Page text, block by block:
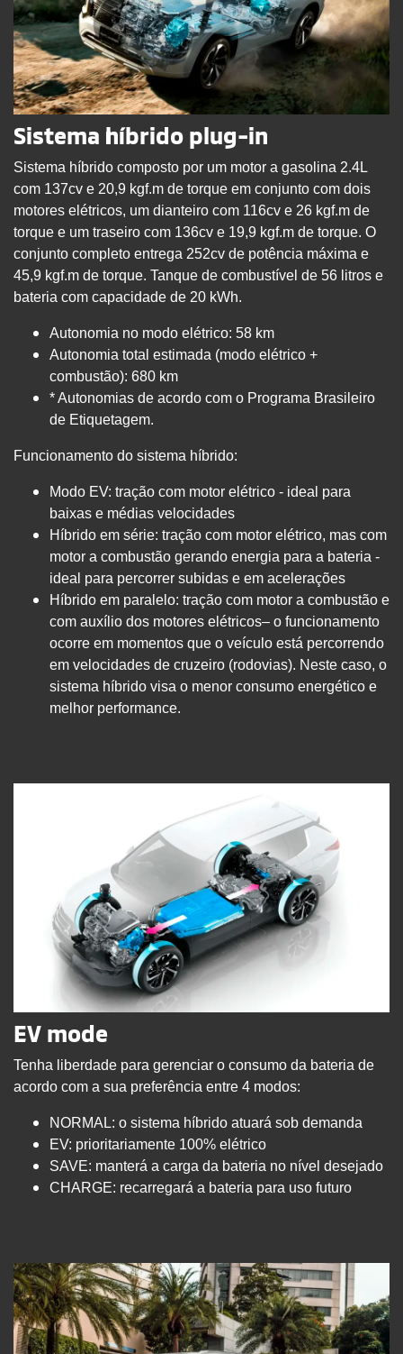
Sistema híbrido plug-in
Sistema híbrido composto por um motor a gasolina 2.4L
com 137cv e 20,9 kgf.m de torque em conjunto com dois
motores elétricos, um dianteiro com 116cv e 26 kgf.m de
torque e um traseiro com 136cv e 19,9 kgf.m de torque. O
conjunto completo entrega 252cv de potência máxima e
45,9 kgf.m de torque. Tanque de combustível de 56 litros e
bateria com capacidade de 20 kWh.
Autonomia no modo elétrico: 58 km
Autonomia total estimada (modo elétrico +
combustão): 680 km
* Autonomias de acordo com o Programa Brasileiro
de Etiquetagem.
Funcionamento do sistema híbrido:
Modo EV: tração com motor elétrico - ideal para
baixas e médias velocidades
Híbrido em série: tração com motor elétrico, mas com
motor a combustão gerando energia para a bateria -
ideal para percorrer subidas e em acelerações
Híbrido em paralelo: tração com motor a combustão e
com auxílio dos motores elétricos– o funcionamento
ocorre em momentos que o veículo está percorrendo
em velocidades de cruzeiro (rodovias). Neste caso, o
sistema híbrido visa o menor consumo energético e
melhor performance.
EV mode
Tenha liberdade para gerenciar o consumo da bateria de
acordo com a sua preferência entre 4 modos:
NORMAL: o sistema híbrido atuará sob demanda
EV: prioritariamente 100% elétrico
SAVE: manterá a carga da bateria no nível desejado
CHARGE: recarregará a bateria para uso futuro